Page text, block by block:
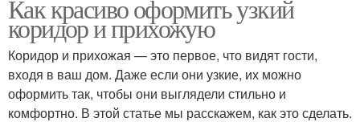
Как красиво оформить узкий
коридор и прихожую
Коридор и прихожая — это первое, что видят гости,
входя в ваш дом. Даже если они узкие, их можно
оформить так, чтобы они выглядели стильно и
комфортно. В этой статье мы расскажем, как это сделать.